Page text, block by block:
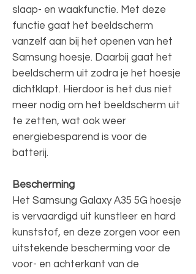
slaap- en waakfunctie. Met deze
functie gaat het beeldscherm
vanzelf aan bij het openen van het
Samsung hoesje. Daarbij gaat het
beeldscherm uit zodra je het hoesje
dichtklapt. Hierdoor is het dus niet
meer nodig om het beeldscherm uit
te zetten, wat ook weer
energiebesparend is voor de
batterij.
Bescherming
Het Samsung Galaxy A35 5G hoesje
is vervaardigd uit kunstleer en hard
kunststof, en deze zorgen voor een
uitstekende bescherming voor de
voor- en achterkant van de